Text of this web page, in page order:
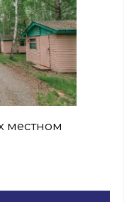
местном